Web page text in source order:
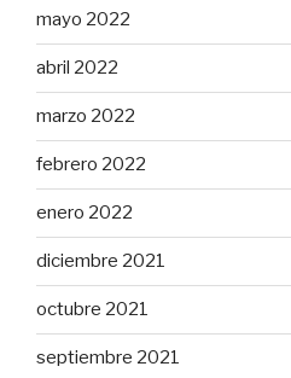
mayo 2022
abril 2022
marzo 2022
febrero 2022
enero 2022
diciembre 2021
octubre 2021
septiembre 2021